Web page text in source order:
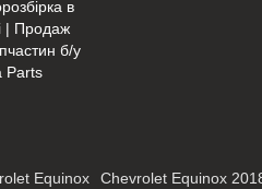
Equinox Chevrolet Equinox